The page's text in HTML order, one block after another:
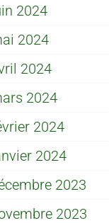
2024
2024
2024
2024
2024
2024
2023
2023